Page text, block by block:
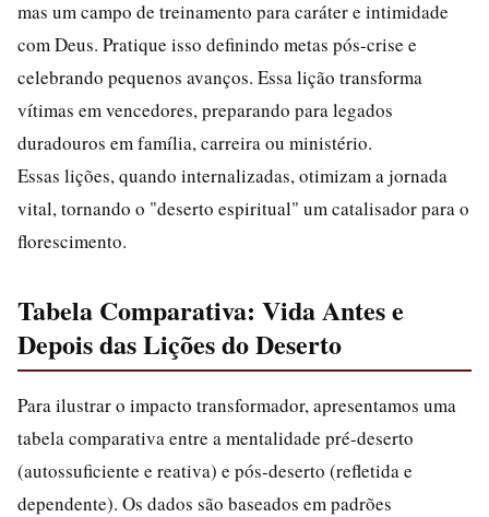
mas um campo de treinamento para caráter e intimidade
com Deus. Pratique isso definindo metas pós-crise e
celebrando pequenos avanços. Essa lição transforma
vítimas em vencedores, preparando para legados
duradouros em família, carreira ou ministério.
Essas lições, quando internalizadas, otimizam a jornada
vital, tornando o "deserto espiritual" um catalisador para o
florescimento.
Tabela Comparativa: Vida Antes e
Depois das Lições do Deserto
Para ilustrar o impacto transformador, apresentamos uma
tabela comparativa entre a mentalidade pré-deserto
(autossuficiente e reativa) e pós-deserto (refletida e
dependente). Os dados são baseados em padrões